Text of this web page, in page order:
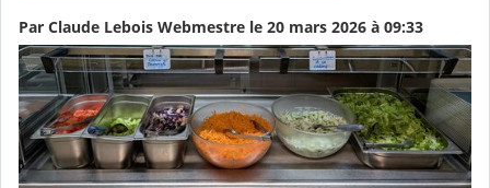
Par Claude Lebois Webmestre le 20 mars 2026 à 09:33